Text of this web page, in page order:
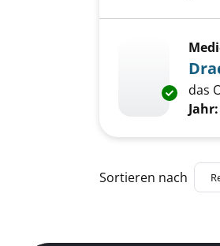
das
Jahr:
Zu den Suchfiltern
Sortieren nach